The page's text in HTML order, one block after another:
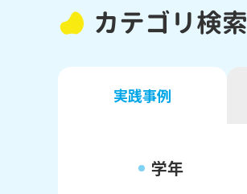
カテゴリ検索
実践事例
学年